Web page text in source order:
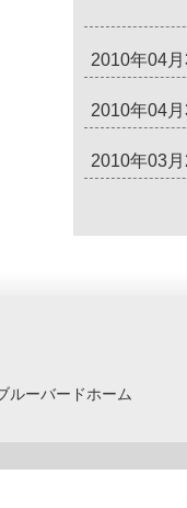
2010年04
2010年04
2010年03
ーバードホーム